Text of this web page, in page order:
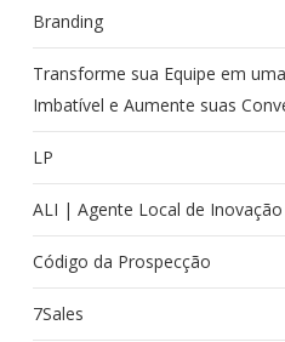
Branding
Transforme sua Equipe em
Imbatível e Aumente suas
LP
ALI | Agente Local de Inovação
Código da Prospecção
7Sales